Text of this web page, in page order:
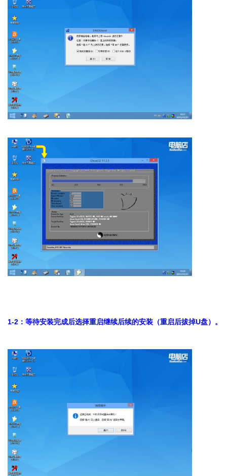
1-2：等待安装完成后选择重启继续后续的安装（重启后拔掉U盘）。